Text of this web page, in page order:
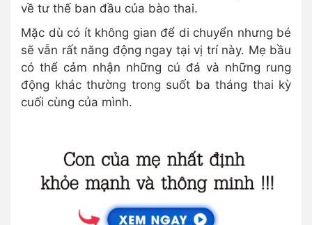
về tư thế ban đầu của bào thai.
Mặc dù có ít không gian để di chuyển nhưng bé
sẽ vẫn rất năng động ngay tại vị trí này. Mẹ bầu
có thể cảm nhận những cú đá và những rung
động khác thường trong suốt ba tháng thai kỳ
cuối cùng của mình.